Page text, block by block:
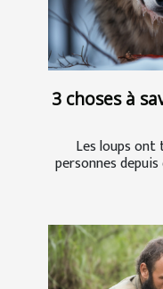
3 choses à
Les loups
personnes